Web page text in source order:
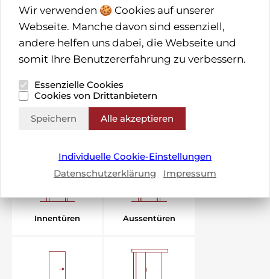
Wir verwenden 🍪 Cookies auf unserer
Webseite. Manche davon sind essenziell,
andere helfen uns dabei, die Webseite und
somit Ihre Benutzererfahrung zu verbessern.
Essenzielle Cookies
Cookies von Drittanbietern
Speichern
Alle akzeptieren
Individuelle Cookie-Einstellungen
Datenschutzerklärung
Impressum
BRUNEX PARTNER
BRUNEX
Innentüren Aussentüren